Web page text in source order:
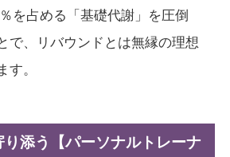
を占める「基礎代謝」を圧倒
で、リバウンドとは無縁の理想
す。
添う【パーソナルトレーナ